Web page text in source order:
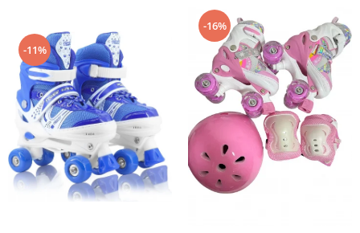
-11%
-16%